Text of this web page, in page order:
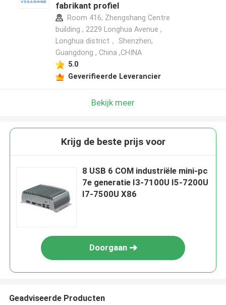
fabrikant profiel
Room 416, Zhengshang Centre
building , 2229 Longhua Avenue ,
Longhua district， Shenzhen,
Guangdong , China ,CHINA
5.0
Geverifieerde Leverancier
Bekijk meer
Krijg de beste prijs voor
8 USB 6 COM industriële mini-pc
7e generatie I3-7100U I5-7200U
I7-7500U X86
Doorgaan
Geadviseerde Producten